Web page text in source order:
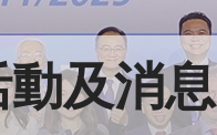
動及消息